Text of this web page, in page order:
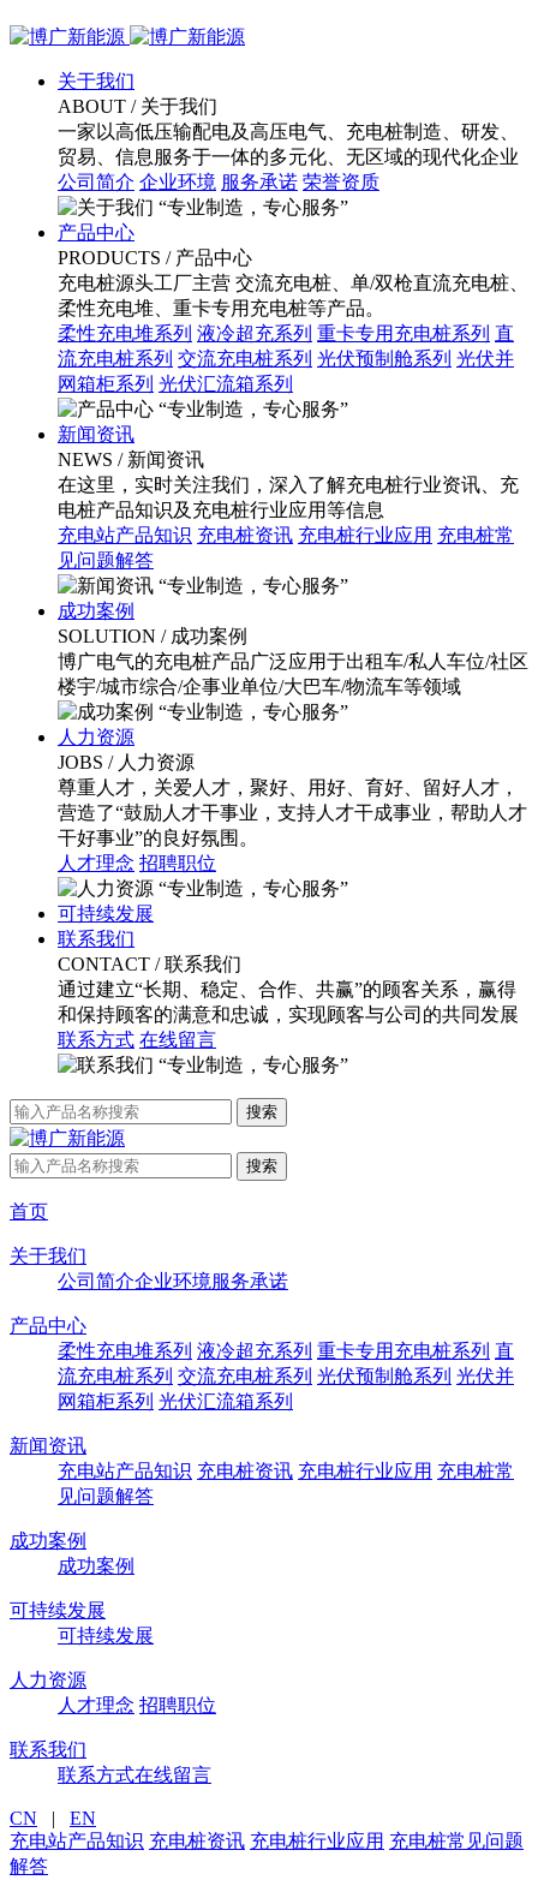
关于我们
ABOUT / 关于我们
一家以高低压输配电及高压电气、充电桩制造、研发、
贸易、信息服务于一体的多元化、无区域的现代化企业
公司简介 企业环境 服务承诺 荣誉资质
“专业制造，专心服务”
产品中心
PRODUCTS / 产品中心
充电桩源头工厂主营 交流充电桩、单/双枪直流充电桩、
柔性充电堆、重卡专用充电桩等产品。
柔性充电堆系列 液冷超充系列 重卡专用充电桩系列 直
流充电桩系列 交流充电桩系列 光伏预制舱系列 光伏并
网箱柜系列 光伏汇流箱系列
“专业制造，专心服务”
新闻资讯
NEWS / 新闻资讯
在这里，实时关注我们，深入了解充电桩行业资讯、充
电桩产品知识及充电桩行业应用等信息
充电站产品知识 充电桩资讯 充电桩行业应用 充电桩常
见问题解答
“专业制造，专心服务”
成功案例
SOLUTION / 成功案例
博广电气的充电桩产品广泛应用于出租车/私人车位/社区
楼宇/城市综合/企事业单位/大巴车/物流车等领域
“专业制造，专心服务”
人力资源
JOBS / 人力资源
尊重人才，关爱人才，聚好、用好、育好、留好人才，
营造了“鼓励人才干事业，支持人才干成事业，帮助人才
干好事业”的良好氛围。
人才理念 招聘职位
“专业制造，专心服务”
可持续发展
联系我们
CONTACT / 联系我们
通过建立“长期、稳定、合作、共赢”的顾客关系，赢得
和保持顾客的满意和忠诚，实现顾客与公司的共同发展
联系方式 在线留言
“专业制造，专心服务”
首页
关于我们
公司简介企业环境服务承诺
产品中心
柔性充电堆系列 液冷超充系列 重卡专用充电桩系列 直
流充电桩系列 交流充电桩系列 光伏预制舱系列 光伏并
网箱柜系列 光伏汇流箱系列
新闻资讯
充电站产品知识 充电桩资讯 充电桩行业应用 充电桩常
见问题解答
成功案例
成功案例
可持续发展
可持续发展
人力资源
人才理念 招聘职位
联系我们
联系方式在线留言
CN | EN
充电站产品知识 充电桩资讯 充电桩行业应用 充电桩常见问题
解答